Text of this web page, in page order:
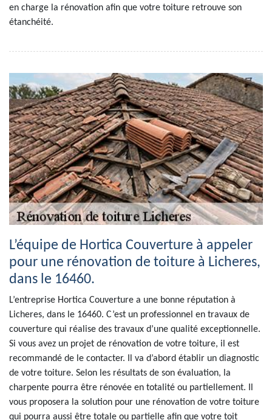
en charge la rénovation afin que votre toiture retrouve son
étanchéité.
L’équipe de Hortica Couverture à appeler
pour une rénovation de toiture à Licheres,
dans le 16460.
L’entreprise Hortica Couverture a une bonne réputation à
Licheres, dans le 16460. C’est un professionnel en travaux de
couverture qui réalise des travaux d’une qualité exceptionnelle.
Si vous avez un projet de rénovation de votre toiture, il est
recommandé de le contacter. Il va d’abord établir un diagnostic
de votre toiture. Selon les résultats de son évaluation, la
charpente pourra être rénovée en totalité ou partiellement. Il
vous proposera la solution pour une rénovation de votre toiture
qui pourra aussi être totale ou partielle afin que votre toit